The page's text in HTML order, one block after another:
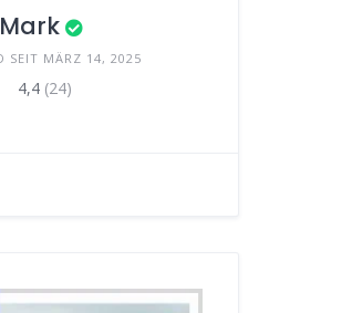
Mark
SEIT MÄRZ 14, 2025
4,4 (24)